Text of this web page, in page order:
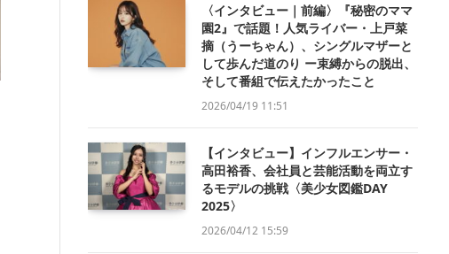
〈インタビュー｜前編〉『秘密のママ
園2』で話題！人気ライバー・上戸菜
摘（うーちゃん）、シングルマザーと
して歩んだ道のり ー束縛からの脱出、
そして番組で伝えたかったこと
2026/04/19 11:51
【インタビュー】インフルエンサー・
高田裕香、会社員と芸能活動を両立す
るモデルの挑戦〈美少女図鑑DAY
2025〉
2026/04/12 15:59